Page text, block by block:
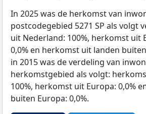
In 2025 was de herkomst van
postcodegebied 5271 SP als volgt
uit Nederland: 100%, herkomst uit
0,0% en herkomst uit landen
in 2015 was de verdeling van
herkomstgebied als volgt:
100%, herkomst uit Europa: 0,0%
buiten Europa: 0,0%.